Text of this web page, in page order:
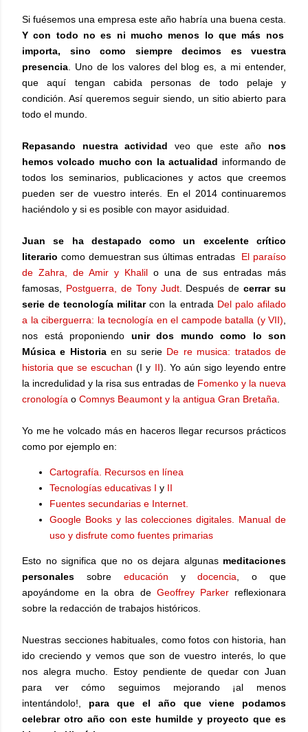
Si fuésemos una empresa este año habría una buena cesta.
Y con todo no es ni mucho menos lo que más nos
importa, sino como siempre decimos es vuestra
presencia . Uno de los valores del blog es, a mi entender,
que aquí tengan cabida personas de todo pelaje y
condición. Así queremos seguir siendo, un sitio abierto para
todo el mundo.
Repasando nuestra actividad veo que este año nos
hemos volcado mucho con la actualidad informando de
todos los seminarios, publicaciones y actos que creemos
pueden ser de vuestro interés. En el 2014 continuaremos
haciéndolo y si es posible con mayor asiduidad.
Juan se ha destapado como un excelente crítico
literario como demuestran sus últimas entradas El paraíso
de Zahra, de Amir y Khalil o una de sus entradas más
famosas,
Postguerra, de Tony Judt. Después decerrar su
serie de tecnología militarcon la entrada Del palo afilado
a la ciberguerra: la tecnología en el campode batalla (y VII)
nos está proponiendo unir dos mundo como lo son
Música e Historiaen su serie De re musica: tratados de
historia que se escuchan (I y II). Yo aún sigo leyendo entre
la incredulidad y la risa sus entradas de Fomenko y la nueva
cronología o Comnys Beaumont y la antigua Gran Bretaña
Yo me he volcado más en haceros llegar recursos prácticos
como por ejemplo en:
Cartografía. Recursos en línea
Tecnologías educativas I y II
Fuentes secundarias e Internet.
Google Books y las colecciones digitales. Manual de
uso y disfrute como fuentes primarias
Esto no significa que no os dejara algunas meditaciones
personales sobre educación ydocencia , o que
apoyándome en la obra de Geoffrey Parkerreflexionara
sobre la redacción de trabajos históricos.
Nuestras secciones habituales, como fotos con historia, han
ido creciendo y vemos que son de vuestro interés, lo que
nos alegra mucho. Estoy pendiente de quedar con Juan
para ver cómo seguimos mejorando ¡al menos
intentándolo!, para que el año que viene podamos
celebrar otro año con este humilde y proyecto que es